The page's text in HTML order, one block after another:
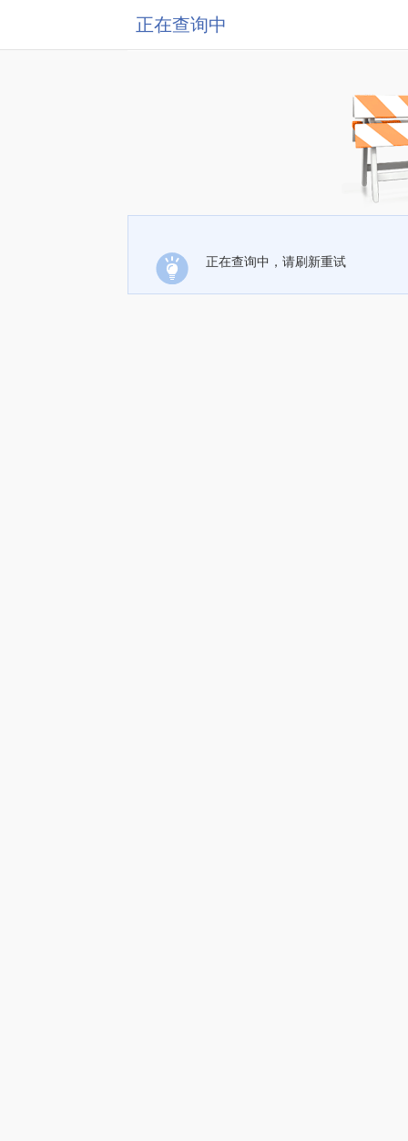
正在查询中
正在查询中，请刷新重试